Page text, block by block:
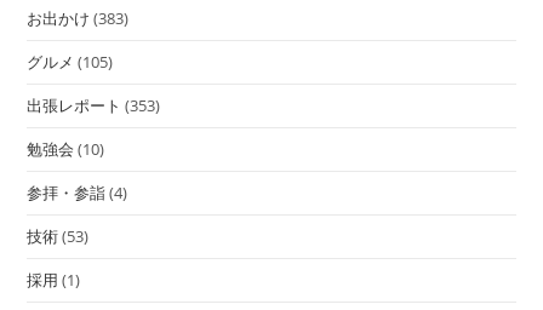
お出かけ (383)
グルメ (105)
出張レポート (353)
勉強会 (10)
参拝・参詣(4)
技術(53)
採用 (1)